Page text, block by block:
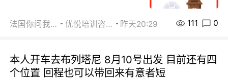
法国你问我答 优悦培训咨询 昨天20:29 111 0
本人开车去布列塔尼 8月10号出发 目前还有四
个位置 回程也可以带回来有意者短